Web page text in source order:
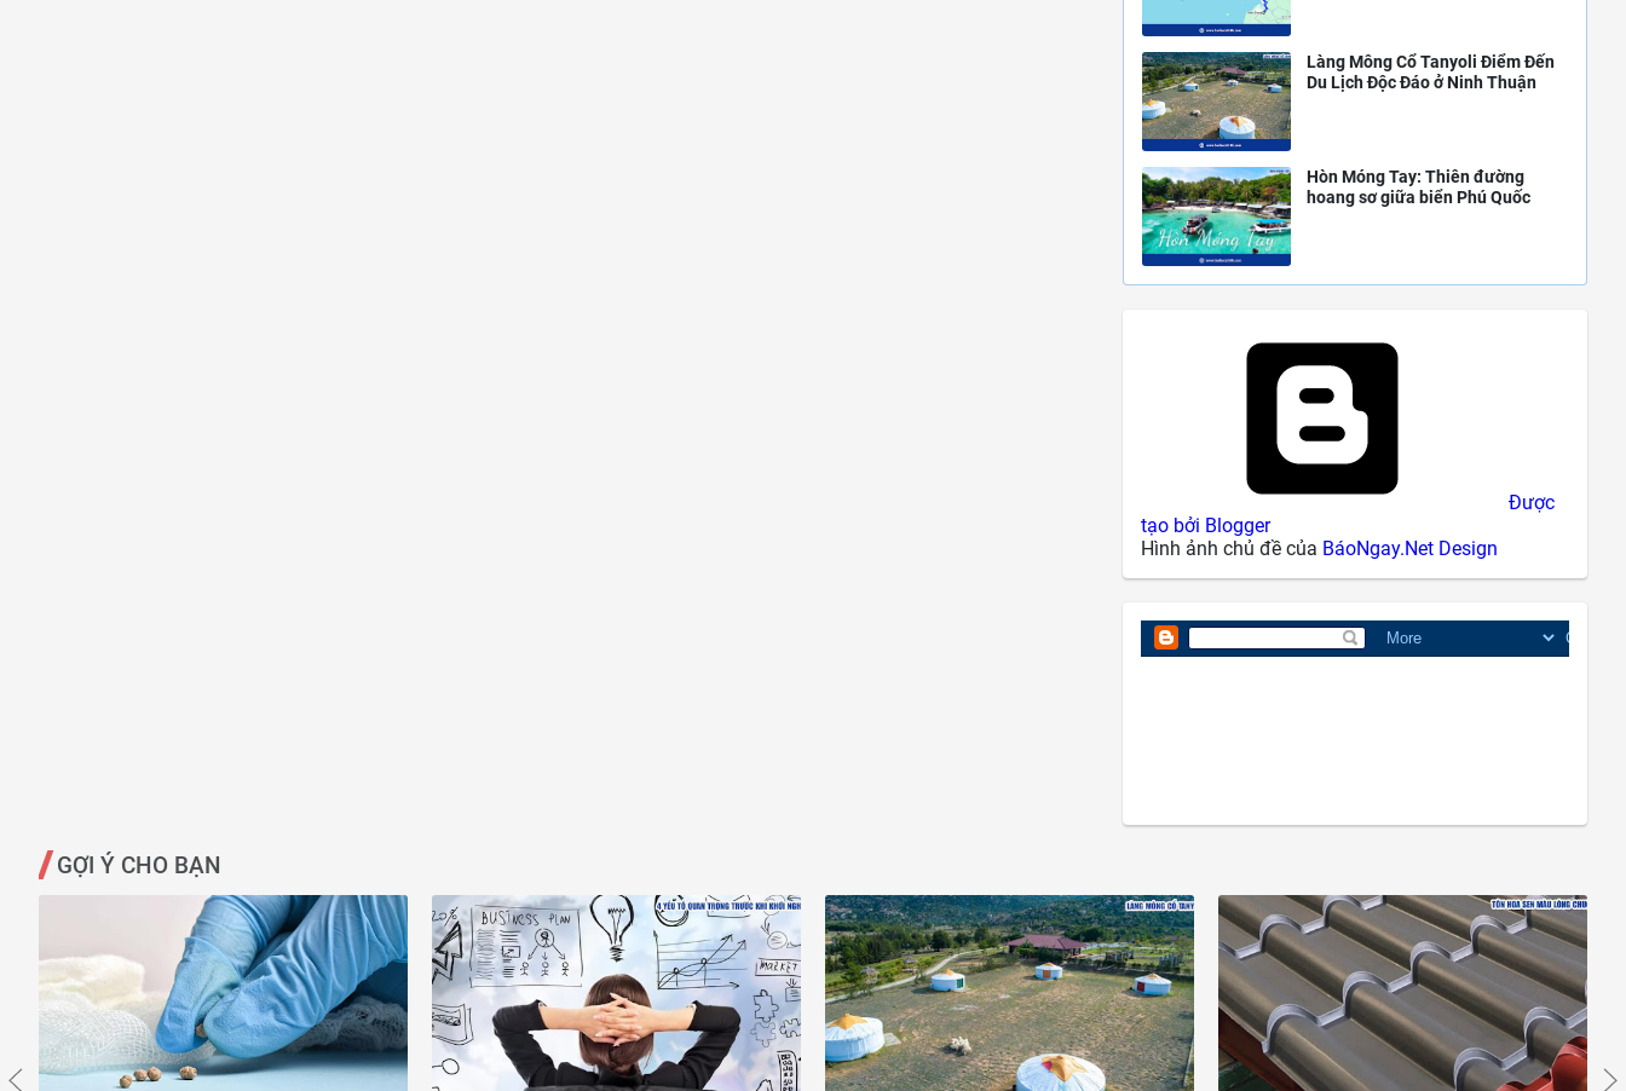
Làng Mông Cổ Tanyoli Điểm Đến
Du Lịch Độc Đáo ở Ninh Thuận
Hòn Móng Tay: Thiên đường
hoang sơ giữa biển Phú Quốc
Được
tạo bởi Blogger
Hình ảnh chủ đề của BáoNgay.Net Design
GỢI Ý CHO BẠN